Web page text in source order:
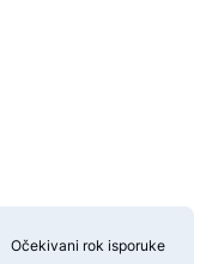
Očekivani rok isporuke